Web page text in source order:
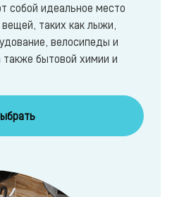
собой идеальное место
таких как лыжи,
велосипеды и
бытовой химии и